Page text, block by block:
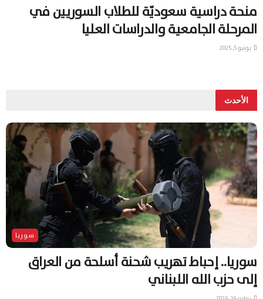
منحة دراسية سعوديّة للطلاب السوريين في
المرحلة الجامعية والدراسات العليا
يونيو 5, 2025
الأحدث
سوريا
سوريا.. إحباط تهريب شحنة أسلحة من العراق
إلى حزب الله اللبناني